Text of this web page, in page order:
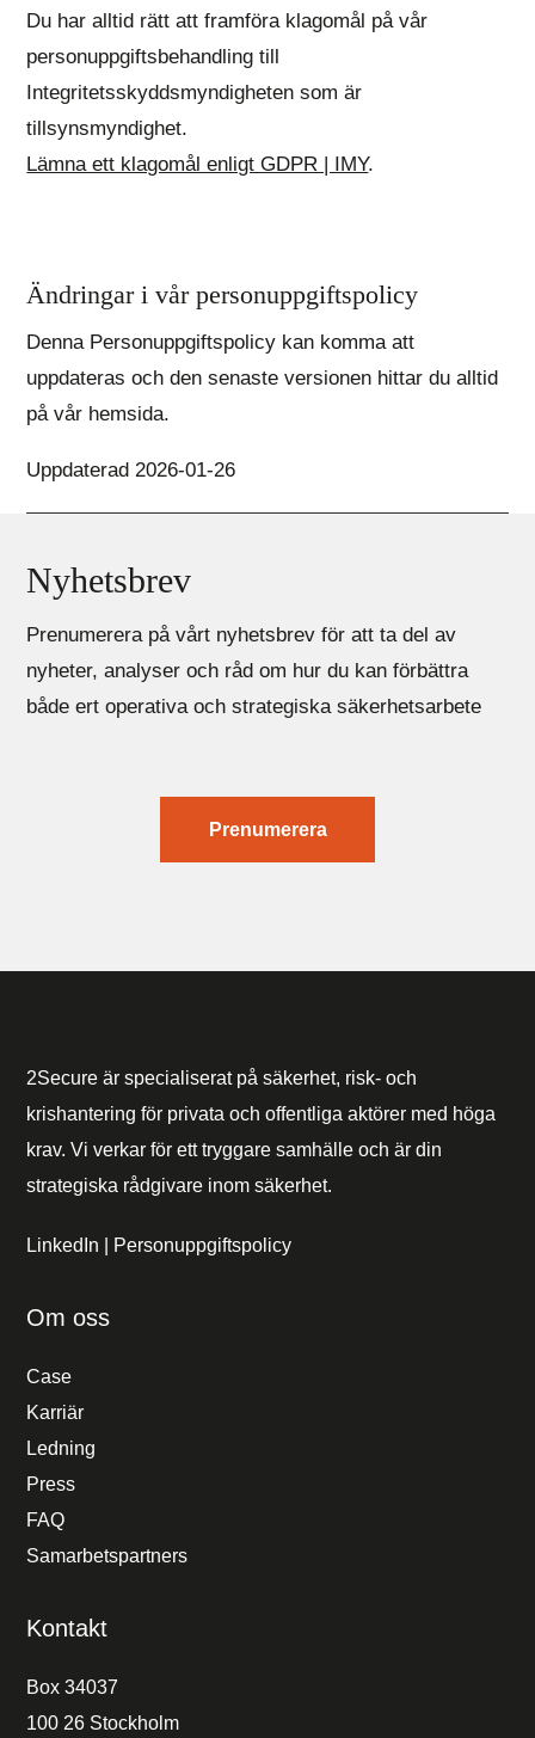
Du har alltid rätt att framföra klagomål på vår
personuppgiftsbehandling till
Integritetsskyddsmyndigheten som är
tillsynsmyndighet.
Lämna ett klagomål enligt GDPR | IMY.
Ändringar i vår personuppgiftspolicy
Denna Personuppgiftspolicy kan komma att
uppdateras och den senaste versionen hittar du alltid
på vår hemsida.
Uppdaterad 2026-01-26
Nyhetsbrev
Prenumerera på vårt nyhetsbrev för att ta del av
nyheter, analyser och råd om hur du kan förbättra
både ert operativa och strategiska säkerhetsarbete
Prenumerera
2Secure är specialiserat på säkerhet, risk- och
krishantering för privata och offentliga aktörer med höga
krav. Vi verkar för ett tryggare samhälle och är din
strategiska rådgivare inom säkerhet.
LinkedIn Personuppgiftspolicy
Om oss
Case
Karriär
Ledning
Press
FAQ
Samarbetspartners
Kontakt
Box 34037
100 26 Stockholm